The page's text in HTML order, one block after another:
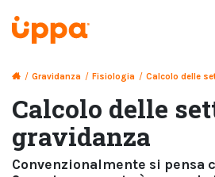
/ Gravidanza / Fisiologia / Calcolo delle
Calcolo delle
gravidanza
Convenzionalmente si pensa